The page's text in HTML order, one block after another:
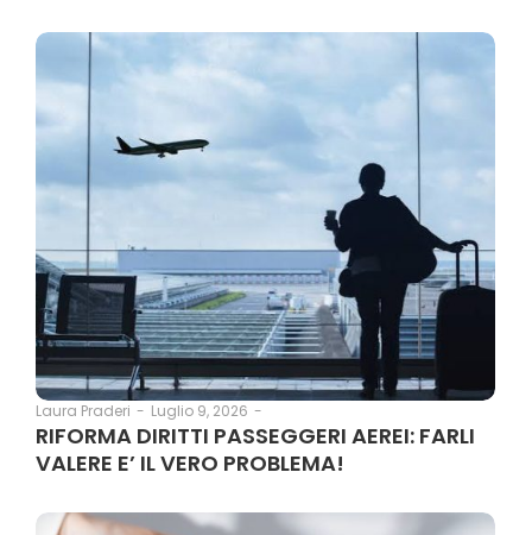
Laura Praderi - Luglio 9, 2026 -
RIFORMA DIRITTI PASSEGGERI AEREI: FARLI
VALERE E’ IL VERO PROBLEMA!